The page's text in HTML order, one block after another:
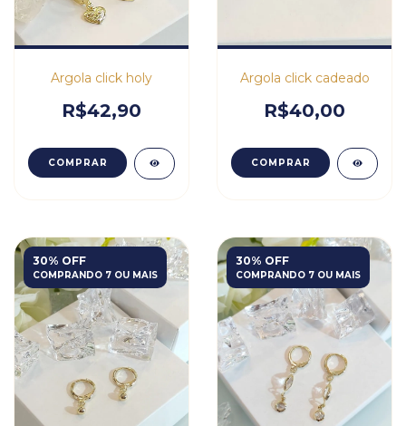
Argola click holy
R$42,90
COMPRAR
Argola click cadeado
R$40,00
COMPRAR
30% OFF
COMPRANDO 7 OU MAIS
30% OFF
COMPRANDO 7 OU MAIS